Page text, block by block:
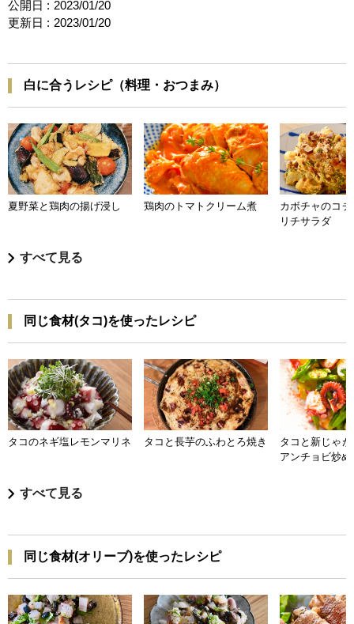
公開日 : 2023/01/20
更新日 : 2023/01/20
白に合うレシピ（料理・おつまみ）
夏野菜と鶏肉の揚げ浸し 鶏肉のトマトクリーム煮
カボチャのコ
リチサラダ
すべて見る
同じ食材(タコ)を使ったレシピ
タコのネギ塩レモンマリネ タコと長芋のふわとろ焼き
タコと新じゃ
アンチョビ炒め
すべて見る
同じ食材(オリーブ)を使ったレシピ